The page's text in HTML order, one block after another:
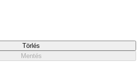
Törlés
Mentés